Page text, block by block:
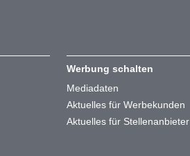
Werbung schalten
Mediadaten
Aktuelles für Werbekunden
Aktuelles für Stellenanbieter